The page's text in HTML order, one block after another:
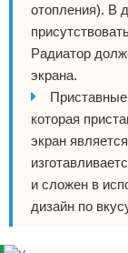
отопления). В
Радиатор
экрана.
которая
экран
и сложен в
дизайн по